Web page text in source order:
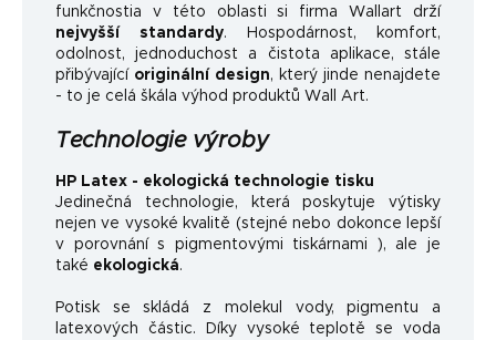
funkčnostia v této oblasti si firma Wallart drží
nejvyšší standardy. Hospodárnost, komfort,
odolnost, jednoduchost a čistota aplikace, stále
přibývající originální design, který jinde nenajdete
- to je celá škála výhod produktů Wall Art.
Technologie výroby
HP Latex - ekologická technologie tisku
Jedinečná technologie, která poskytuje výtisky
nejen ve vysoké kvalitě (stejné nebo dokonce lepší
v porovnání s pigmentovými tiskárnami ), ale je
také ekologická.
Potisk se skládá z molekul vody, pigmentu a
latexových částic. Díky vysoké teplotě se voda